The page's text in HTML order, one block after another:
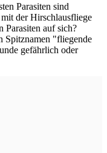
Parasiten sind
der Hirschlausfliege
Parasiten auf sich?
Spitznamen "fliegende
gefährlich oder